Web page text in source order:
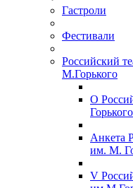
Гастроли
Фестивали
Российский
М.Горького
О
Горького
Анкета
им. М.
V